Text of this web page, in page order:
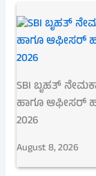
SBI ಬೃಹತ್
ಹಾಗೂ ಆಫೀಸರ್
2026
August 8, 2026